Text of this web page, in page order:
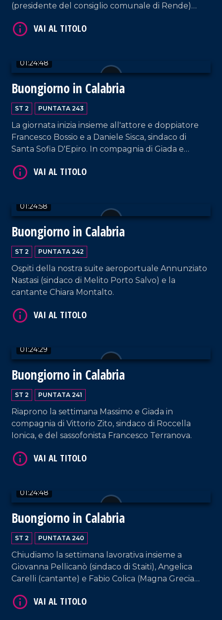
(presidente del consiglio comunale di Rende)
Hosteria di Giò.
01:24:48
Buongiorno in Calabria
ST 2 PUNTATA 243
La giornata inizia insieme all'attore e doppiatore
Francesco Bossio e a Daniele Sisca, sindaco di
Santa Sofia D'Epiro. In compagnia di Giada e
d'orchestra di Sanremo.
01:24:58
Buongiorno in Calabria
ST 2 PUNTATA 242
Ospiti della nostra suite aeroportuale Annunziato
Nastasi (sindaco di Melito Porto Salvo) e la
cantante Chiara Montalto.
01:24:29
Buongiorno in Calabria
ST 2 PUNTATA 241
Riaprono la settimana Massimo e Giada in
compagnia di Vittorio Zito, sindaco di Roccella
Ionica, e del sassofonista Francesco Terranova.
01:24:48
Buongiorno in Calabria
ST 2 PUNTATA 240
Chiudiamo la settimana lavorativa insieme a
Giovanna Pellicanò (sindaco di Staiti), Angelica
Carelli (cantante) e Fabio Colica (Magna Grecia
da non perdere.
VAI AL TITOLO
VAI AL TITOLO
VAI AL TITOLO